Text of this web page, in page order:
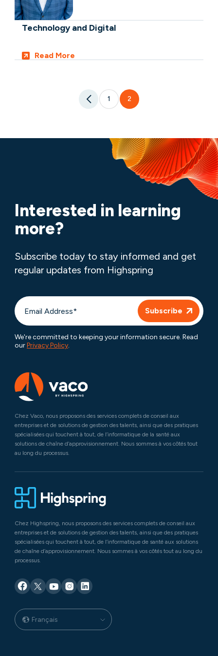
Technology and Digital
Read More
1 2
Interested in learning
more?
Subscribe today to stay informed and get
regular updates from Highspring
We're committed to keeping your information secure. Read
ourPrivacy Policy.
Chez Vaco, nous proposons des services complets de conseil aux
entreprises et de solutions de gestion des talents, ainsi que des pratiques
spécialisées qui touchent à tout, de l’informatique de la santé aux
solutions de chaîne d’approvisionnement. Nous sommes à vos côtés tout
au long du processus.
Chez Highspring, nous proposons des services complets de conseil aux
entreprises et de solutions de gestion des talents, ainsi que des pratiques
spécialisées qui touchent à tout, de l’informatique de santé aux solutions
de chaîne d’approvisionnement. Nous sommes à vos côtés tout au long du
processus.
Français